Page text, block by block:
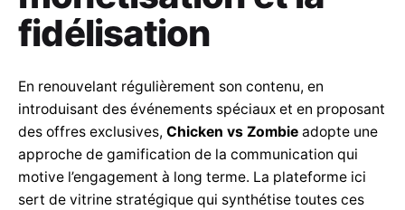
fidélisation
En renouvelant régulièrement son contenu, en
introduisant des événements spéciaux et en proposant
des offres exclusives, Chicken vs Zombie adopte une
approche de gamification de la communication qui
motive l’engagement à long terme. La plateforme ici
sert de vitrine stratégique qui synthétise toutes ces